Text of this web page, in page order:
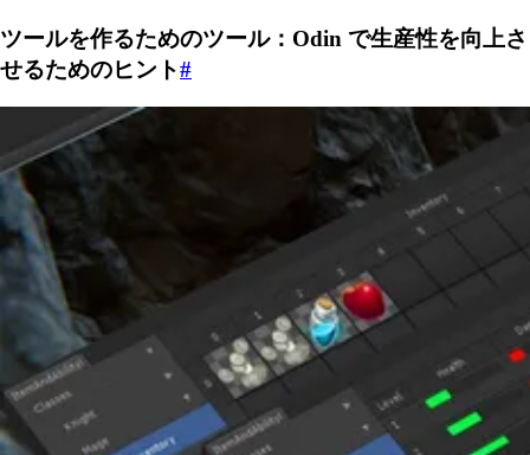
ツールを作るためのツール：Odin で生産性を向上さ
せるためのヒント#